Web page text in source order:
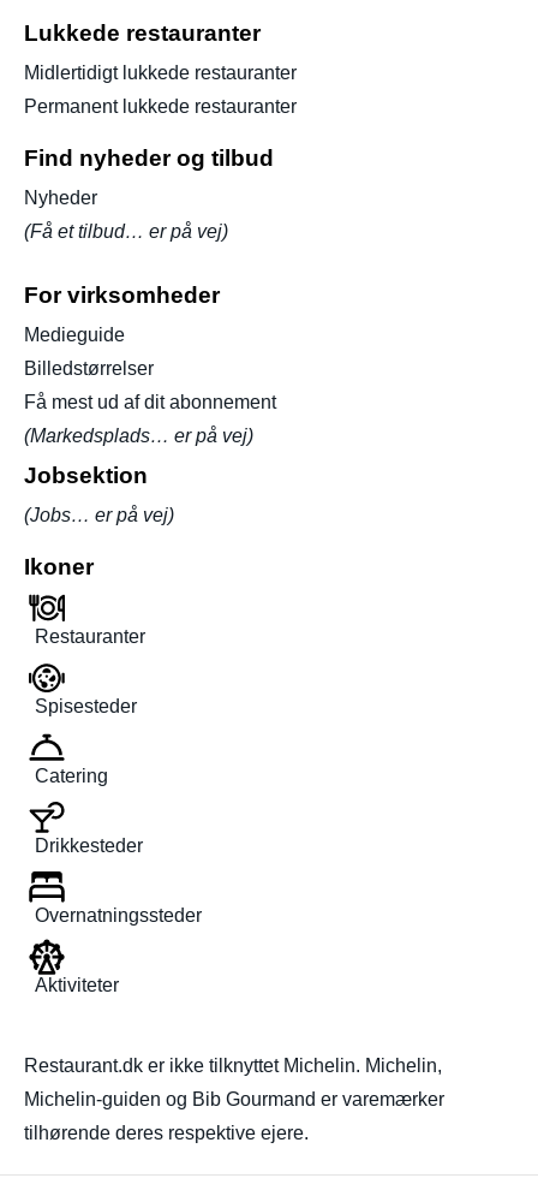
Lukkede restauranter
Midlertidigt lukkede restauranter
Permanent lukkede restauranter
Find nyheder og tilbud
Nyheder
(Få et tilbud… er på vej)
For virksomheder
Medieguide
Billedstørrelser
Få mest ud af dit abonnement
(Markedsplads… er på vej)
Jobsektion
(Jobs… er på vej)
Ikoner
Restauranter
Spisesteder
Catering
Drikkesteder
Overnatningssteder
Aktiviteter
Restaurant.dk er ikke tilknyttet Michelin. Michelin,
Michelin-guiden og Bib Gourmand er varemærker
tilhørende deres respektive ejere.